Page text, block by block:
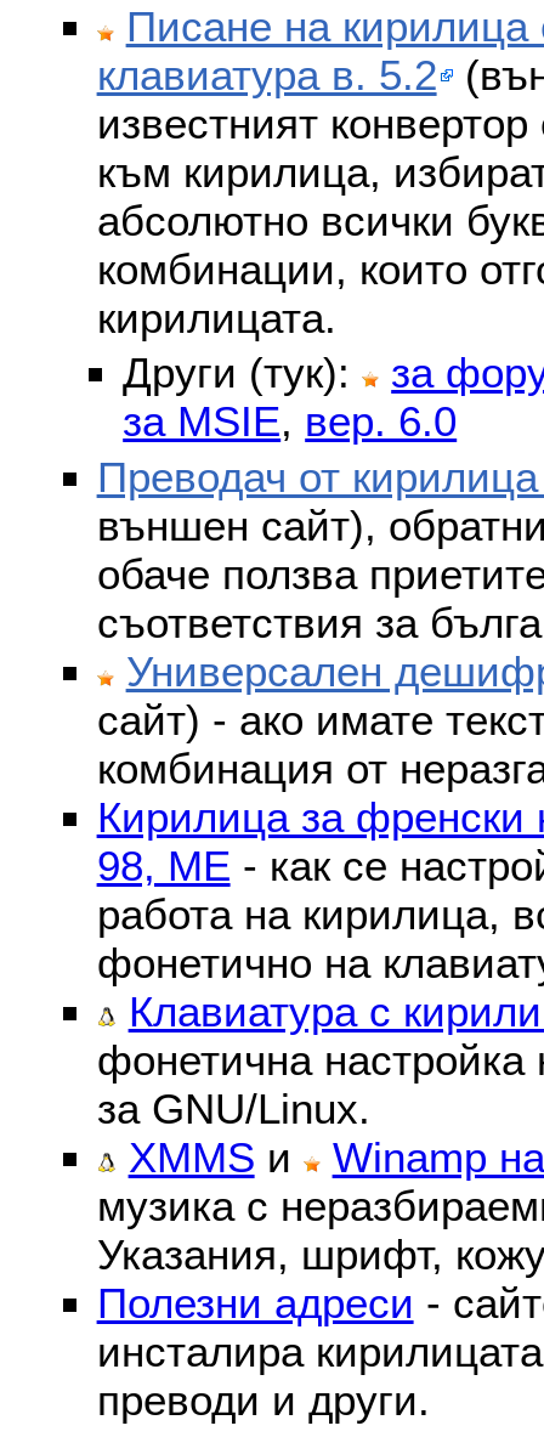
Писане на кирилица
клавиатура в. 5.2
известният
към кирилица,
абсолютно всички
комбинации, които
кирилицата.
Други (тук):
за
за MSIE, вер. 6.0
Преводач от
външен сайт),
обаче ползва
съответствия за
Универсален
сайт) - ако имате
комбинация от
Кирилица за френски
98, ME - как се
работа на кирилица,
фонетично на
Клавиатура с
фонетична
за GNU/Linux.
XMMS и
Winamp
музика с
Указания, шрифт,
Полезни адреси -
инсталира
преводи и други.